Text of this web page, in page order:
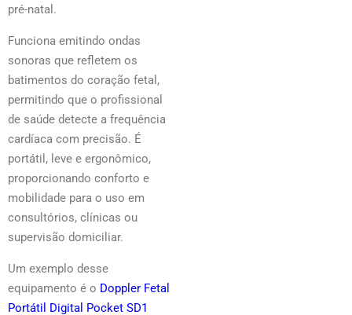
pré-natal.
Funciona emitindo ondas
sonoras que refletem os
batimentos do coração fetal,
permitindo que o profissional
de saúde detecte a frequência
cardíaca com precisão. É
portátil, leve e ergonômico,
proporcionando conforto e
mobilidade para o uso em
consultórios, clínicas ou
supervisão domiciliar.
Um exemplo desse
equipamento é o Doppler Fetal
Portátil Digital Pocket SD1